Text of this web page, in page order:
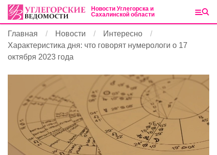
Новости Углегорска и
Сахалинской области
Главная Новости
Интересно
Характеристика дня: что говорят нумерологи о 17
октября 2023 года